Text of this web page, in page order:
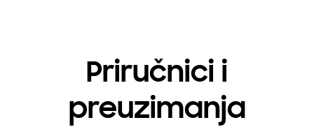
Priručnici i
preuzimanja